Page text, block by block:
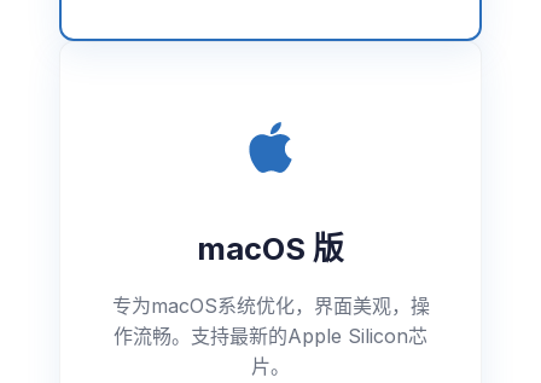
macOS 版
专为macOS系统优化，界面美观，操
作流畅。支持最新的Apple Silicon芯
片。